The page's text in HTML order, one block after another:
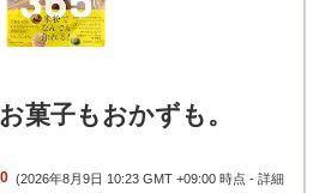
菓子もおかずも。
(2026年8月9日 10:23 GMT +09:00 時点 -詳細